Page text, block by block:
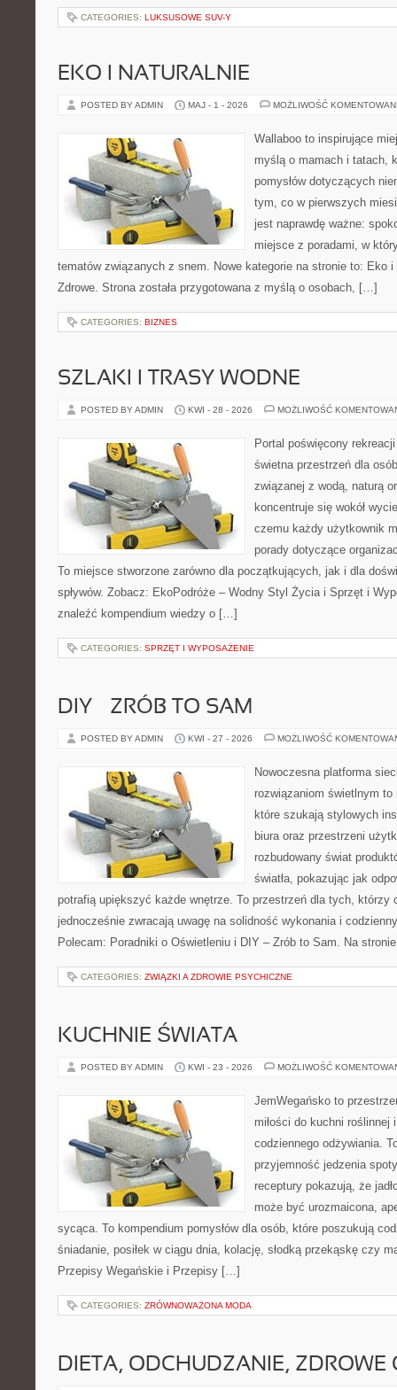
CATEGORIES: LUKSUSOWE SUV-Y
EKO I NATURALNIE
POSTED BY ADMIN MAJ - 1 - 2026 MOŻLIWOŚĆ
Wallaboo to inspirujące
myślą o mamach i tatach,
pomysłów dotyczących
tym, co w pierwszych
jest naprawdę ważne:
miejsce z poradami, w
tematów związanych z snem. Nowe kategorie na stronie to: Eko
Zdrowe. Strona została przygotowana z myślą o osobach, […]
CATEGORIES: BIZNES
SZLAKI I TRASY WODNE
POSTED BY ADMIN KWI - 28 - 2026 MOŻLIWOŚĆ
Portal poświęcony
świetna przestrzeń dla
związanej z wodą, naturą
koncentruje się wokół
czemu każdy użytkownik
porady dotyczące
To miejsce stworzone zarówno dla początkujących, jak i dla
spływów. Zobacz: EkoPodróże – Wodny Styl Życia i Sprzęt i
znaleźć kompendium wiedzy o […]
CATEGORIES: SPRZĘT I WYPOSAŻENIE
DIY – ZRÓB TO SAM
POSTED BY ADMIN KWI - 27 - 2026 MOŻLIWOŚĆ
Nowoczesna platforma
rozwiązaniom świetlnym
które szukają stylowych
biura oraz przestrzeni
rozbudowany świat
światła, pokazując jak
potrafią upiększyć każde wnętrze. To przestrzeń dla tych, którzy
jednocześnie zwracają uwagę na solidność wykonania i
Polecam: Poradniki o Oświetleniu i DIY – Zrób to Sam. Na
CATEGORIES: ZWIĄZKI A ZDROWIE PSYCHICZNE
KUCHNIE ŚWIATA
POSTED BY ADMIN KWI - 23 - 2026 MOŻLIWOŚĆ
JemWegańsko to
miłości do kuchni roślinnej
codziennego odżywiania.
przyjemność jedzenia
receptury pokazują, że
może być urozmaicona,
sycąca. To kompendium pomysłów dla osób, które poszukują
śniadanie, posiłek w ciągu dnia, kolację, słodką przekąskę czy
Przepisy Wegańskie i Przepisy […]
CATEGORIES: ZRÓWNOWAŻONA MODA
DIETA, ODCHUDZANIE, ZDROWE